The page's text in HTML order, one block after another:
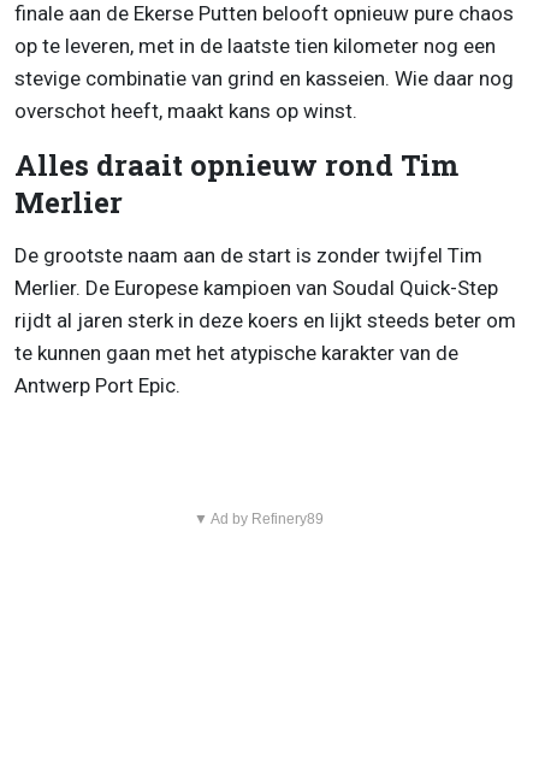
finale aan de Ekerse Putten belooft opnieuw pure chaos
op te leveren, met in de laatste tien kilometer nog een
stevige combinatie van grind en kasseien. Wie daar nog
overschot heeft, maakt kans op winst.
Alles draait opnieuw rond Tim
Merlier
De grootste naam aan de start is zonder twijfel Tim
Merlier. De Europese kampioen van Soudal Quick-Step
rijdt al jaren sterk in deze koers en lijkt steeds beter om
te kunnen gaan met het atypische karakter van de
Antwerp Port Epic.
▼ Ad by Refinery89